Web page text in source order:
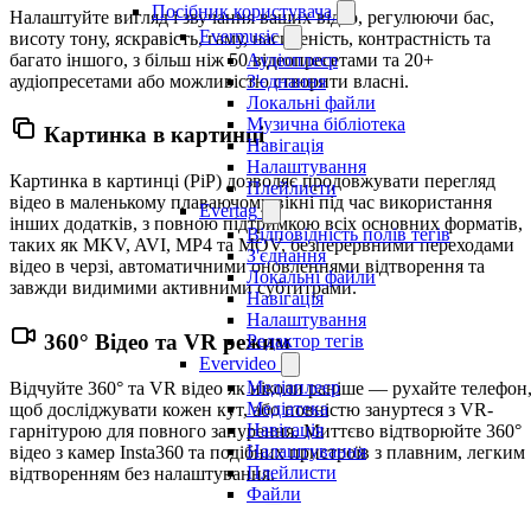
Посібник користувача
Evermusic
Аудіоплеєр
З'єднання
Локальні файли
Музична бібліотека
Навігація
Налаштування
Плейлисти
Evertag
Відповідність полів тегів
З'єднання
Локальні файли
Навігація
Налаштування
Редактор тегів
Evervideo
Медіаплеєр
Медіатека
Навігація
Налаштування
Плейлисти
Файли
Налаштуйте вигляд і звучання ваших відео, регулюючи бас,
висоту тону, яскравість, гаму, насиченість, контрастність та
багато іншого, з більш ніж 50 відеопресетами та 20+
аудіопресетами або можливістю створити власні.
Картинка в картинці
Картинка в картинці (PiP) дозволяє продовжувати перегляд
відео в маленькому плаваючому вікні під час використання
інших додатків, з повною підтримкою всіх основних форматів,
таких як MKV, AVI, MP4 та MOV, безперервними переходами
відео в черзі, автоматичними оновленнями відтворення та
завжди видимими активними субтитрами.
360° Відео та VR режим
Відчуйте 360° та VR відео як ніколи раніше — рухайте телефон,
щоб досліджувати кожен кут, або повністю зануртеся з VR-
гарнітурою для повного занурення. Миттєво відтворюйте 360°
відео з камер Insta360 та подібних пристроїв з плавним, легким
відтворенням без налаштування.